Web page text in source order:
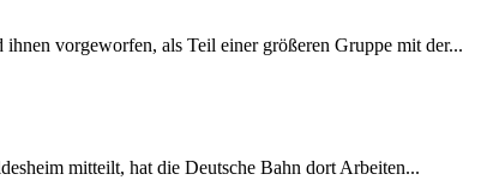
vorgeworfen, als Teil einer größeren Gruppe mit der...
mitteilt, hat die Deutsche Bahn dort Arbeiten...